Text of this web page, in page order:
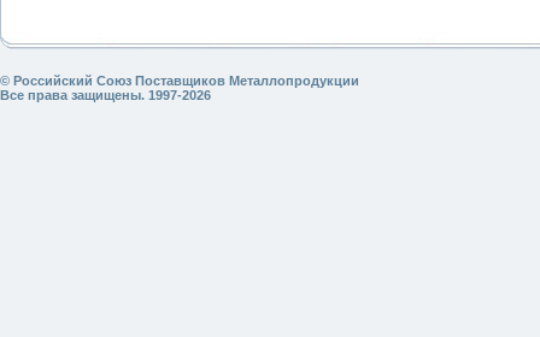
© Российский Союз Поставщиков Металлопродукции
Все права защищены. 1997-2026